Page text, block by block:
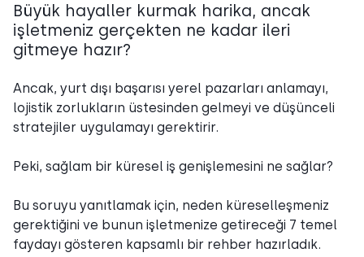
Büyük hayaller kurmak harika, ancak
işletmeniz gerçekten ne kadar ileri
gitmeye hazır?
Ancak, yurt dışı başarısı yerel pazarları anlamayı,
lojistik zorlukların üstesinden gelmeyi ve düşünceli
stratejiler uygulamayı gerektirir.
Peki, sağlam bir küresel iş genişlemesini ne sağlar?
Bu soruyu yanıtlamak için, neden küreselleşmeniz
gerektiğini ve bunun işletmenize getireceği 7 temel
faydayı gösteren kapsamlı bir rehber hazırladık.